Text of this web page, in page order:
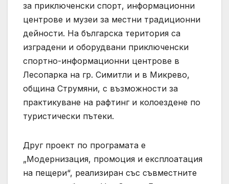
за приключенски спорт, информационни
центрове и музеи за местни традиционни
дейности. На българска територия са
изградени и оборудвани приключенски
спортно-информационни центрове в
Лесопарка на гр. Симитли и в Микрево,
община Струмяни, с възможности за
практикуване на рафтинг и колоездене по
туристически пътеки.
Друг проект по програмата е
„Модернизация, промоция и експлоатация
на пещери“, реализиран със съвместните